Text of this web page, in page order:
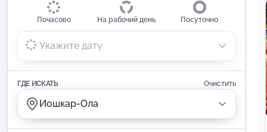
Почасово На рабочий день Посуточно
Укажите дату
ГДЕ ИСКАТЬ Очистить
Йошкар-Ола